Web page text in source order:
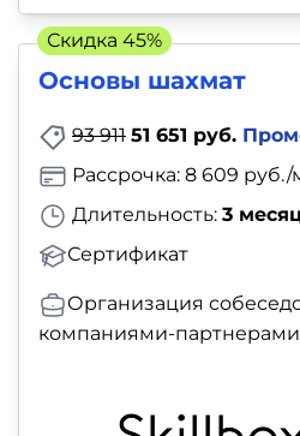
Основы шахмат
93 911 51 651 руб.
Длительность: 3
Сертификат
Рассрочка: 8 609 руб./
Организация
компаниями-партнерами
Скидка 45%
саморазвитие
Прочее
Репетиторы
Тесты
на